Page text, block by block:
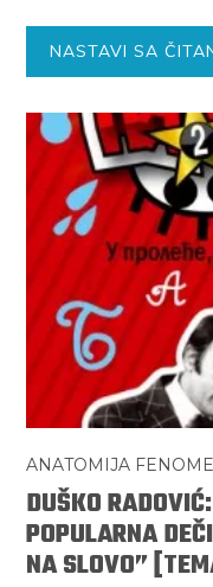
NASTAVI SA
ANATOMIJA
DUŠKO
POPULARNA
NA SLOVO”